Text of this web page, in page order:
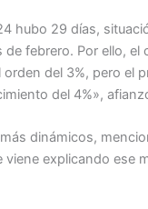
hubo 29 días,
de febrero. Por ello, el
orden del 3%, pero el
del 4%»,
dinámicos,
viene explicando ese